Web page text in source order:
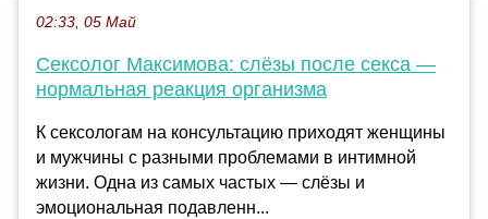
02:33, 05 Май
Сексолог Максимова: слёзы после секса —
нормальная реакция организма
К сексологам на консультацию приходят женщины
и мужчины с разными проблемами в интимной
жизни. Одна из самых частых — слёзы и
эмоциональная подавленн...